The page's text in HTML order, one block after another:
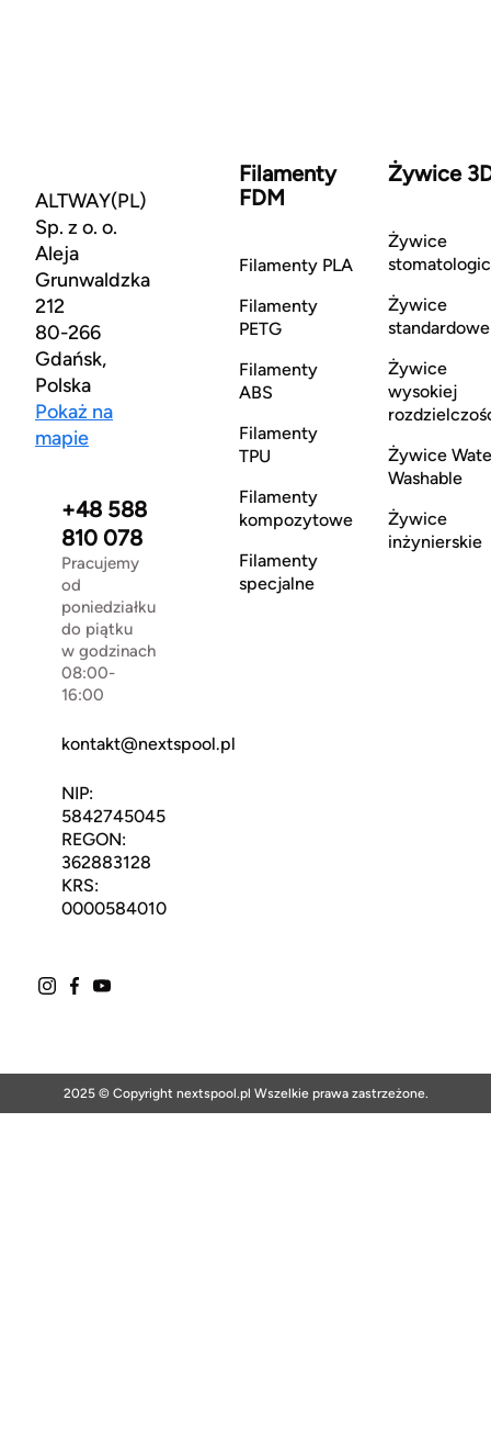
ALTWAY(PL)
Sp. z o. o.
Aleja
Grunwaldzka
212
80-266
Gdańsk,
Polska
Pokaż na
mapie
+48 588
810 078
Pracujemy
od
poniedziałku
do piątku
w godzinach
08:00-
16:00
kontakt@nextspool.pl
NIP:
5842745045
REGON:
362883128
KRS:
0000584010
Filamenty
FDM
Filamenty PLA
Filamenty
PETG
Filamenty
ABS
Filamenty
TPU
Filamenty
kompozytowe
Filamenty
specjalne
Żywice
Żywice
Żywice
standardowe
Żywice
wysokiej
Żywice
Washable
Żywice
inżynierskie